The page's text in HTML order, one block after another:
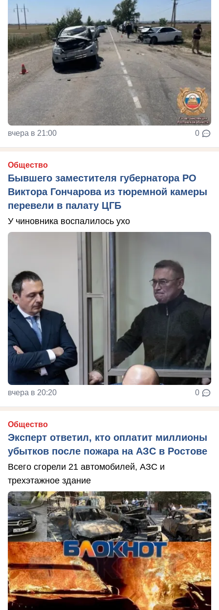
вчера в 21:00 0
Общество
Бывшего заместителя губернатора РО
Виктора Гончарова из тюремной камеры
перевели в палату ЦГБ
У чиновника воспалилось ухо
вчера в 20:20 0
Общество
Эксперт ответил, кто оплатит миллионы
убытков после пожара на АЗС в Ростове
Всего сгорели 21 автомобилей, АЗС и
трехэтажное здание